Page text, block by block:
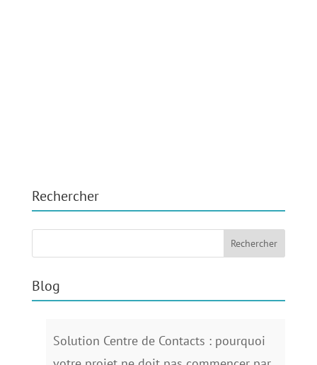
Rechercher
Blog
Solution Centre de Contacts : pourquoi